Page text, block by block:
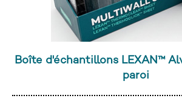
Boîte d'échantillons LEXAN™
paroi